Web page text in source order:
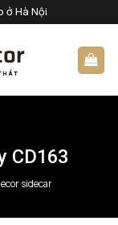
ở Hà Nội
CD163
sidecar